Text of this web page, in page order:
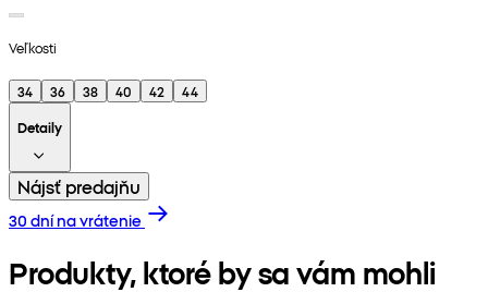
Veľkosti
34 36 38 40 42
44
Detaily
Nájsť predajňu
30 dní na vrátenie
Produkty, ktoré by sa vám mohli